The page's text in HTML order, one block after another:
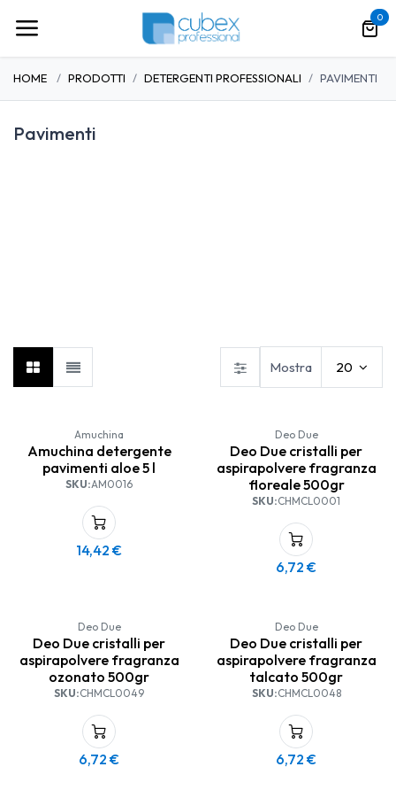
0
HOME PRODOTTI DETERGENTI PROFESSIONALI PAVIMENTI
Pavimenti
Mostra 20
Amuchina
Amuchina detergente
pavimenti aloe 5 l
SKU:AM0016
14,42 €
Deo Due
Deo Due cristalli per
aspirapolvere fragranza
floreale 500gr
SKU:CHMCL0001
6,72 €
Deo Due
Deo Due cristalli per
aspirapolvere fragranza
ozonato 500gr
SKU:CHMCL0049
6,72 €
Deo Due
Deo Due cristalli per
aspirapolvere fragranza
talcato 500gr
SKU:CHMCL0048
6,72 €